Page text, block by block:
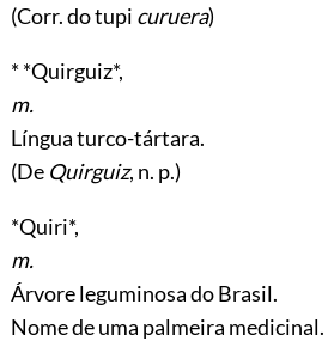
(Corr. do tupi curuera)
* *Quirguiz*,
m.
Língua turco-tártara.
(De Quirguiz, n. p.)
*Quiri*,
m.
Árvore leguminosa do Brasil.
Nome de uma palmeira medicinal.